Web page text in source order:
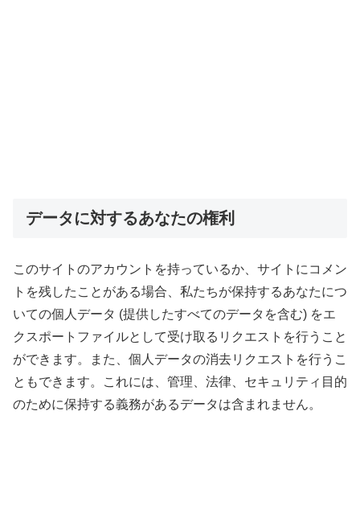
データに対するあなたの権利
このサイトのアカウントを持っているか、サイトにコメン
トを残したことがある場合、私たちが保持するあなたにつ
いての個人データ (提供したすべてのデータを含む) をエ
クスポートファイルとして受け取るリクエストを行うこと
ができます。また、個人データの消去リクエストを行うこ
ともできます。これには、管理、法律、セキュリティ目的
のために保持する義務があるデータは含まれません。